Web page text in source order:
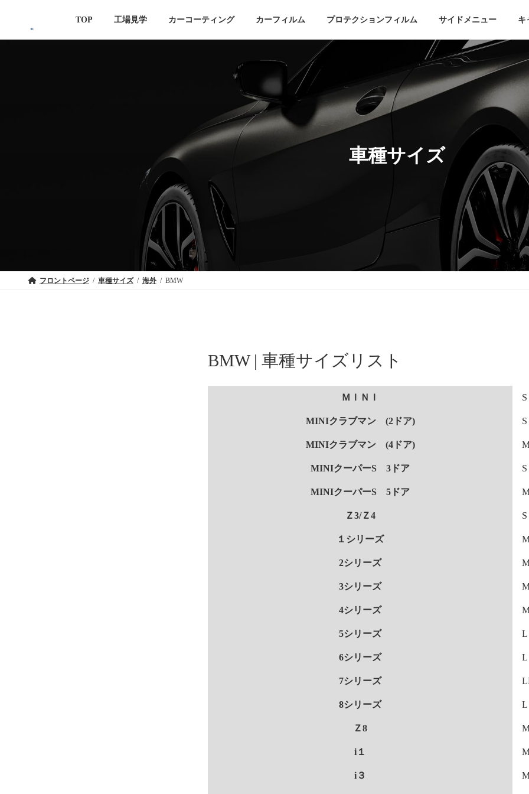
TOP 工場見学 カーコーティング カーフィルム プロテクションフィルム サイドメニュー キ
車種サイズ
フロントページ 車種サイズ 海外 BMW
BMW | 車種サイズリスト
ＭＩＮＩ S
MINIクラブマン (2ドア) S
MINIクラブマン (4ドア)
MINIクーパーS 3ドア S
MINIクーパーS 5ドア
Ｚ3/Ｚ4 S
１シリーズ
2シリーズ
3シリーズ
4シリーズ
5シリーズ L
6シリーズ L
7シリーズ
8シリーズ L
Ｚ8
i１
i３